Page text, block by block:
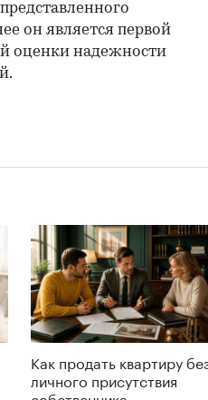
он является первой
оценки надежности
Как продать квартиру
личного присутствия